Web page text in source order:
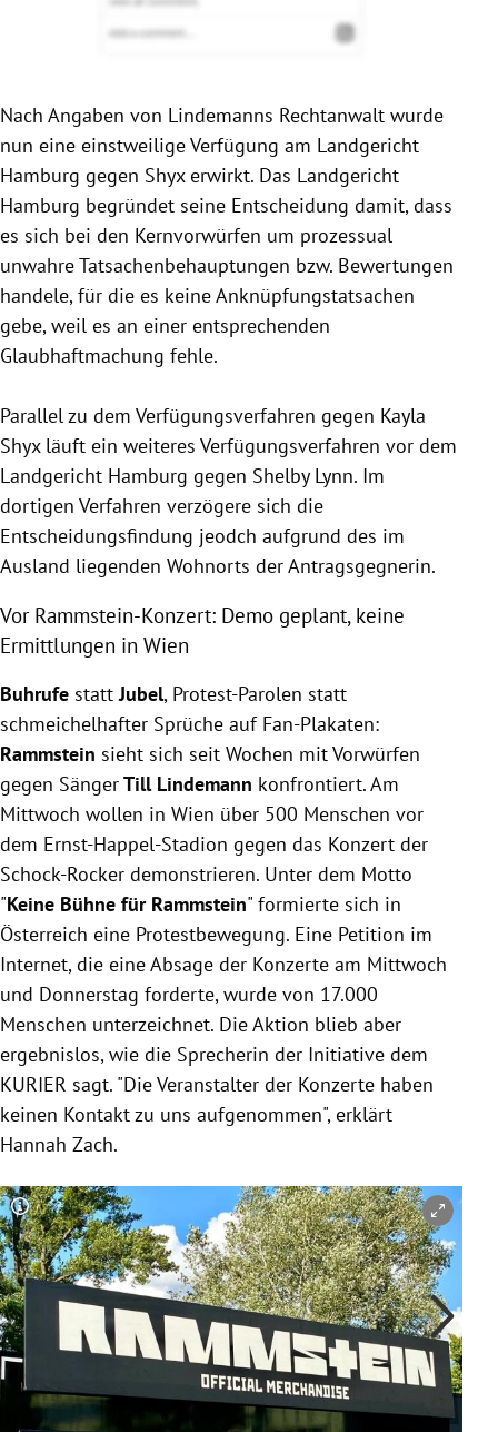
Nach Angaben von Lindemanns Rechtanwalt wurde
nun eine einstweilige Verfügung am Landgericht
Hamburg gegen Shyx erwirkt. Das Landgericht
Hamburg begründet seine Entscheidung damit, dass
es sich bei den Kernvorwürfen um prozessual
unwahre Tatsachenbehauptungen bzw. Bewertungen
handele, für die es keine Anknüpfungstatsachen
gebe, weil es an einer entsprechenden
Glaubhaftmachung fehle.
Parallel zu dem Verfügungsverfahren gegen Kayla
Shyx läuft ein weiteres Verfügungsverfahren vor dem
Landgericht Hamburg gegen Shelby Lynn. Im
dortigen Verfahren verzögere sich die
Entscheidungsfindung jeodch aufgrund des im
Ausland liegenden Wohnorts der Antragsgegnerin.
Vor Rammstein-Konzert: Demo geplant, keine
Ermittlungen in Wien
Buhrufe stattJubel, Protest-Parolen statt
schmeichelhafter Sprüche auf Fan-Plakaten:
Rammstein sieht sich seit Wochen mit Vorwürfen
gegen SängerTill Lindemann konfrontiert. Am
Mittwoch wollen in Wien über 500 Menschen vor
dem Ernst-Happel-Stadion gegen das Konzert der
Schock-Rocker demonstrieren. Unter dem Motto
"Keine Bühne für Rammstein" formierte sich in
Österreich eine Protestbewegung. Eine Petition im
Internet, die eine Absage der Konzerte am Mittwoch
und Donnerstag forderte, wurde von 17.000
Menschen unterzeichnet. Die Aktion blieb aber
ergebnislos, wie die Sprecherin der Initiative dem
KURIER sagt. "Die Veranstalter der Konzerte haben
keinen Kontakt zu uns aufgenommen", erklärt
Hannah Zach.
Copyright-Hinweis öffnen/schließen